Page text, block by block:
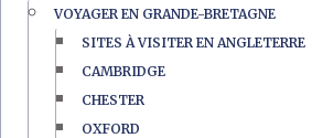
VOYAGER EN GRANDE-BRETAGNE
SITES À VISITER EN ANGLETERRE
CAMBRIDGE
CHESTER
OXFORD